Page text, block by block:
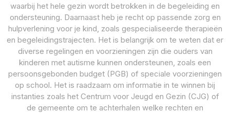
waarbij het hele gezin wordt betrokken in de begeleiding en
ondersteuning. Daarnaast heb je recht op passende zorg en
hulpverlening voor je kind, zoals gespecialiseerde therapieën
en begeleidingstrajecten. Het is belangrijk om te weten dat er
diverse regelingen en voorzieningen zijn die ouders van
kinderen met autisme kunnen ondersteunen, zoals een
persoonsgebonden budget (PGB) of speciale voorzieningen
op school. Het is raadzaam om informatie in te winnen bij
instanties zoals het Centrum voor Jeugd en Gezin (CJG) of
de gemeente om te achterhalen welke rechten en